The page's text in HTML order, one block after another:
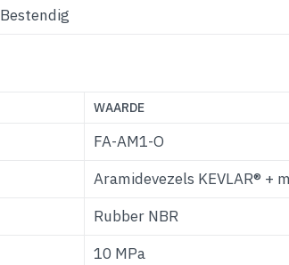
WAARDE
FA-AM1-O
Aramidevezels KEVLAR® +
Rubber NBR
10 MPa